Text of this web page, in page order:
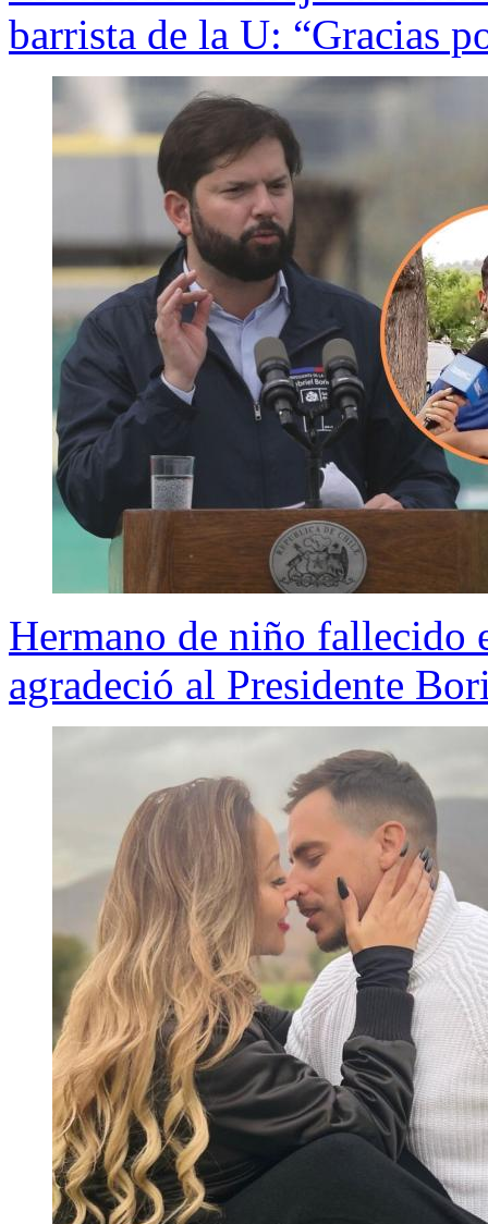
barrista de la U: “Gracias
Hermano de niño fallecido
agradeció al Presidente